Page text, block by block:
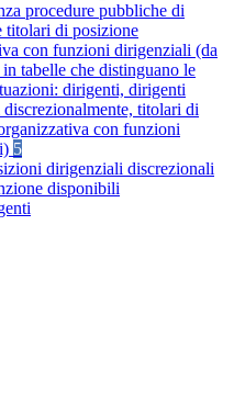
procedure pubbliche di
titolari di posizione
con funzioni dirigenziali (da
tabelle che distinguano le
dirigenti, dirigenti
titolari di
con funzioni
5
dirigenziali discrezionali
disponibili